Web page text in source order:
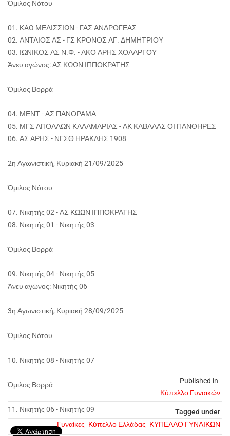
Published in
Κύπελλο Γυναικών
Tagged under
Γυναίκες Κύπελλο Ελλάδας ΚΥΠΕΛΛΟ ΓΥΝΑΙΚΩΝ
Όμιλος Νότου
01. KAO ΜΕΛΙΣΣΙΩΝ - ΓΑΣ ΑΝΔΡΟΓΕΑΣ
02. ΑΝΤΑΙΟΣ ΑΣ - ΓΣ ΚΡΟΝΟΣ ΑΓ. ΔΗΜΗΤΡΙΟΥ
03. ΙΩΝΙΚΟΣ ΑΣ Ν.Φ. - ΑΚΟ ΑΡΗΣ ΧΟΛΑΡΓΟΥ
Άνευ αγώνος: ΑΣ ΚΩΩΝ ΙΠΠΟΚΡΑΤΗΣ
Όμιλος Βορρά
04. ΜΕΝΤ - ΑΣ ΠΑΝΟΡΑΜΑ
05. ΜΓΣ ΑΠΟΛΛΩΝ ΚΑΛΑΜΑΡΙΑΣ - ΑΚ ΚΑΒΑΛΑΣ ΟΙ ΠΑΝΘΗΡΕΣ
06. ΑΣ ΑΡΗΣ - ΝΓΣΘ ΗΡΑΚΛΗΣ 1908
2η Αγωνιστική, Κυριακή 21/09/2025
Όμιλος Νότου
07. Νικητής 02 - ΑΣ ΚΩΩΝ ΙΠΠΟΚΡΑΤΗΣ
08. Νικητής 01 - Νικητής 03
Όμιλος Βορρά
09. Νικητής 04 - Νικητής 05
Άνευ αγώνος: Νικητής 06
3η Αγωνιστική, Κυριακή 28/09/2025
Όμιλος Νότου
10. Νικητής 08 - Νικητής 07
Όμιλος Βορρά
11. Νικητής 06 - Νικητής 09